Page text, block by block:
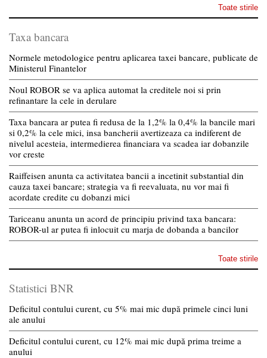
Toate stirile
Taxa bancara
Normele metodologice pentru aplicarea taxei bancare, publicate de
Ministerul Finantelor
Noul ROBOR se va aplica automat la creditele noi si prin
refinantare la cele in derulare
Taxa bancara ar putea fi redusa de la 1,2% la 0,4% la bancile mari
si 0,2% la cele mici, insa bancherii avertizeaza ca indiferent de
nivelul acesteia, intermedierea financiara va scadea iar dobanzile
vor creste
Raiffeisen anunta ca activitatea bancii a incetinit substantial din
cauza taxei bancare; strategia va fi reevaluata, nu vor mai fi
acordate credite cu dobanzi mici
Tariceanu anunta un acord de principiu privind taxa bancara:
ROBOR-ul ar putea fi inlocuit cu marja de dobanda a bancilor
Toate stirile
Statistici BNR
Deficitul contului curent, cu 5% mai mic după primele cinci luni
ale anului
Deficitul contului curent, cu 12% mai mic după prima treime a
anului